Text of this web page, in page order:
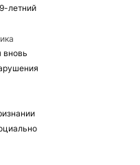
летний
вновь